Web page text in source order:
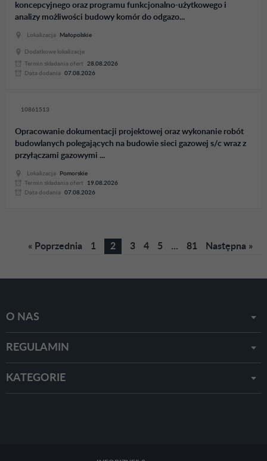
koncepcyjnego oraz programu funkcjonalno-użytkowego i
analizy możliwości budowy komór do odgazo...
Lokalizacja Małopolskie
Dodatkowe lokalizacje
Termin skladania ofert
28.08.2026
Data dodania
07.08.2026
10861513
Opracowanie dokumentacji projektowej oraz wykonanie robót
budowlanych polegających na budowie sieci gazowej s/c wraz z
przyłączami gazowymi ...
Lokalizacja
Pomorskie
Termin skladania ofert
19.08.2026
Data dodania
07.08.2026
« Poprzednia 1 2 3 4 5 ... 81 Następna »
O NAS
REGULAMIN
KATEGORIE